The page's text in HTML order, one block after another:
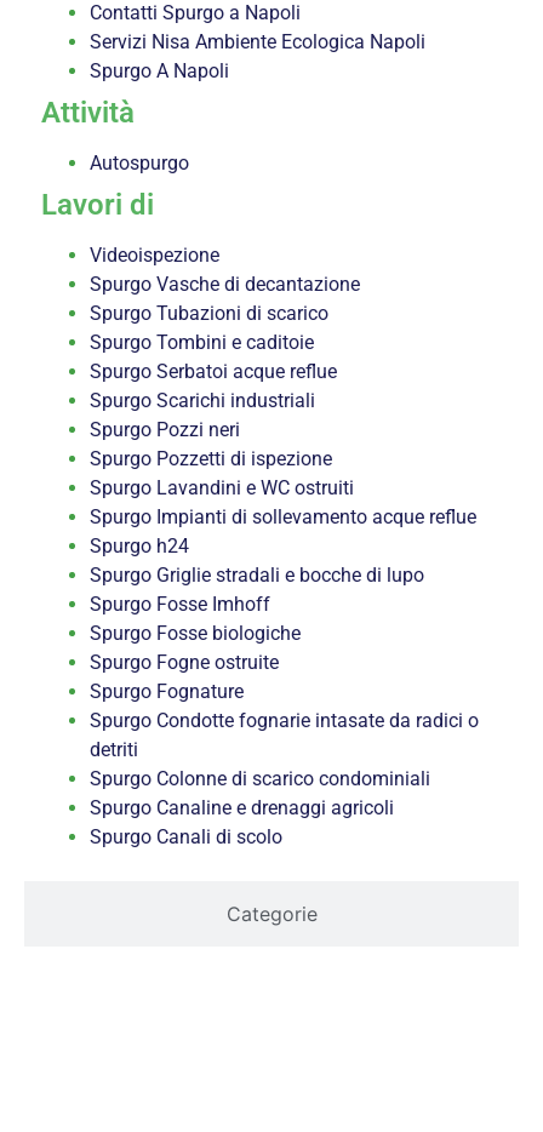
Categorie
Contatti Spurgo a Napoli
Servizi Nisa Ambiente Ecologica Napoli
Spurgo A Napoli
Attività
Autospurgo
Lavori di
Videoispezione
Spurgo Vasche di decantazione
Spurgo Tubazioni di scarico
Spurgo Tombini e caditoie
Spurgo Serbatoi acque reflue
Spurgo Scarichi industriali
Spurgo Pozzi neri
Spurgo Pozzetti di ispezione
Spurgo Lavandini e WC ostruiti
Spurgo Impianti di sollevamento acque reflue
Spurgo h24
Spurgo Griglie stradali e bocche di lupo
Spurgo Fosse Imhoff
Spurgo Fosse biologiche
Spurgo Fogne ostruite
Spurgo Fognature
Spurgo Condotte fognarie intasate da radici o
detriti
Spurgo Colonne di scarico condominiali
Spurgo Canaline e drenaggi agricoli
Spurgo Canali di scolo